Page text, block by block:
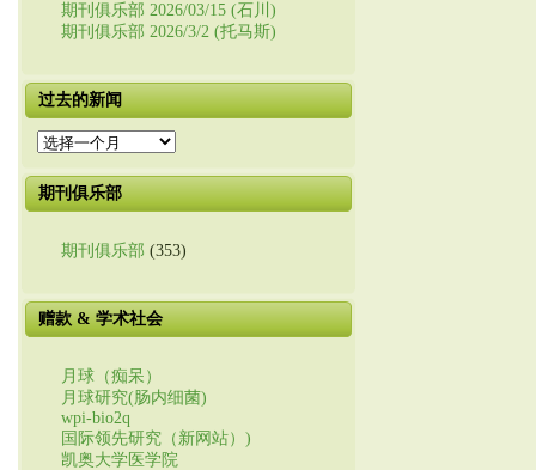
期刊俱乐部 2026/03/15 (石川)
期刊俱乐部 2026/3/2 (托马斯)
过去的新闻
过
的
新
期刊俱乐部
期刊俱乐部 (353)
赠款 & 学术社会
月球（痴呆）
月球研究(肠内细菌)
wpi-bio2q
国际领先研究（新网站）)
凯奥大学医学院